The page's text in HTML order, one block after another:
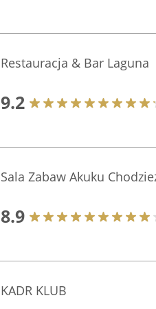
Restauracja & Bar Laguna
9.2
Sala Zabaw Akuku
8.9
KADR KLUB